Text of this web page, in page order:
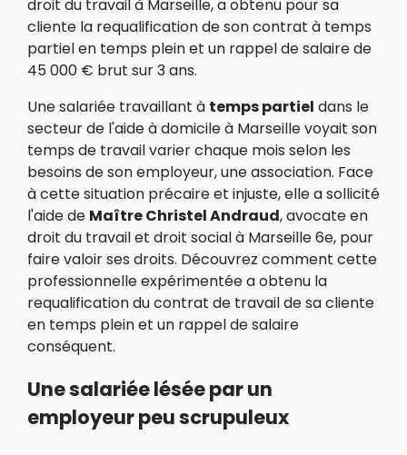
droit du travail à Marseille, a obtenu pour sa
cliente la requalification de son contrat à temps
partiel en temps plein et un rappel de salaire de
45 000 € brut sur 3 ans.
Une salariée travaillant à temps partiel dans le
secteur de l'aide à domicile à Marseille voyait son
temps de travail varier chaque mois selon les
besoins de son employeur, une association. Face
à cette situation précaire et injuste, elle a sollicité
l'aide de Maître Christel Andraud, avocate en
droit du travail et droit social à Marseille 6e, pour
faire valoir ses droits. Découvrez comment cette
professionnelle expérimentée a obtenu la
requalification du contrat de travail de sa cliente
en temps plein et un rappel de salaire
conséquent.
Une salariée lésée par un
employeur peu scrupuleux